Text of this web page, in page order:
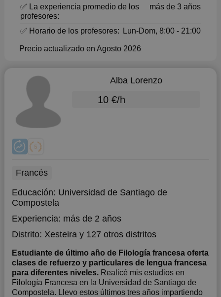
✅ La experiencia promedio de los
profesores:
más de 3 años
✅ Horario de los profesores: Lun-Dom, 8:00 - 21:00
Precio actualizado en Agosto 2026
Alba Lorenzo
10 €/h
Francés
Educación: Universidad de Santiago de
Compostela
Experiencia: más de 2 años
Distrito: Xesteiray 127 otros distritos
Estudiante de último año de Filología francesa oferta
clases de refuerzo y particulares de lengua francesa
para diferentes niveles. Realicé mis estudios en
Filología Francesa en la Universidad de Santiago de
Compostela. Llevo estos últimos tres años impartiendo